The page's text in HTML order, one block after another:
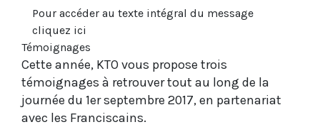
Pour accéder au texte intégral du message
cliquez ici
Témoignages
Cette année, KTO vous propose trois
témoignages à retrouver tout au long de la
journée du 1er septembre 2017, en partenariat
avec les Franciscains.